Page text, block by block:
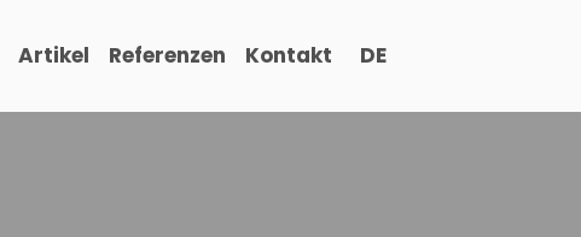
Artikel Referenzen Kontakt DE